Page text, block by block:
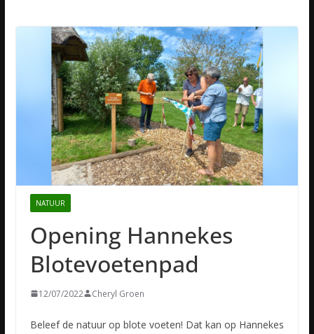
NATUUR
Opening Hannekes
Blotevoetenpad
12/07/2022 Cheryl Groen
Beleef de natuur op blote voeten! Dat kan op Hannekes